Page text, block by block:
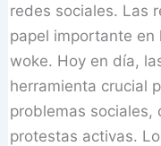
redes sociales. Las
papel importante
woke. Hoy en día,
herramienta crucial
problemas sociales,
protestas activas.